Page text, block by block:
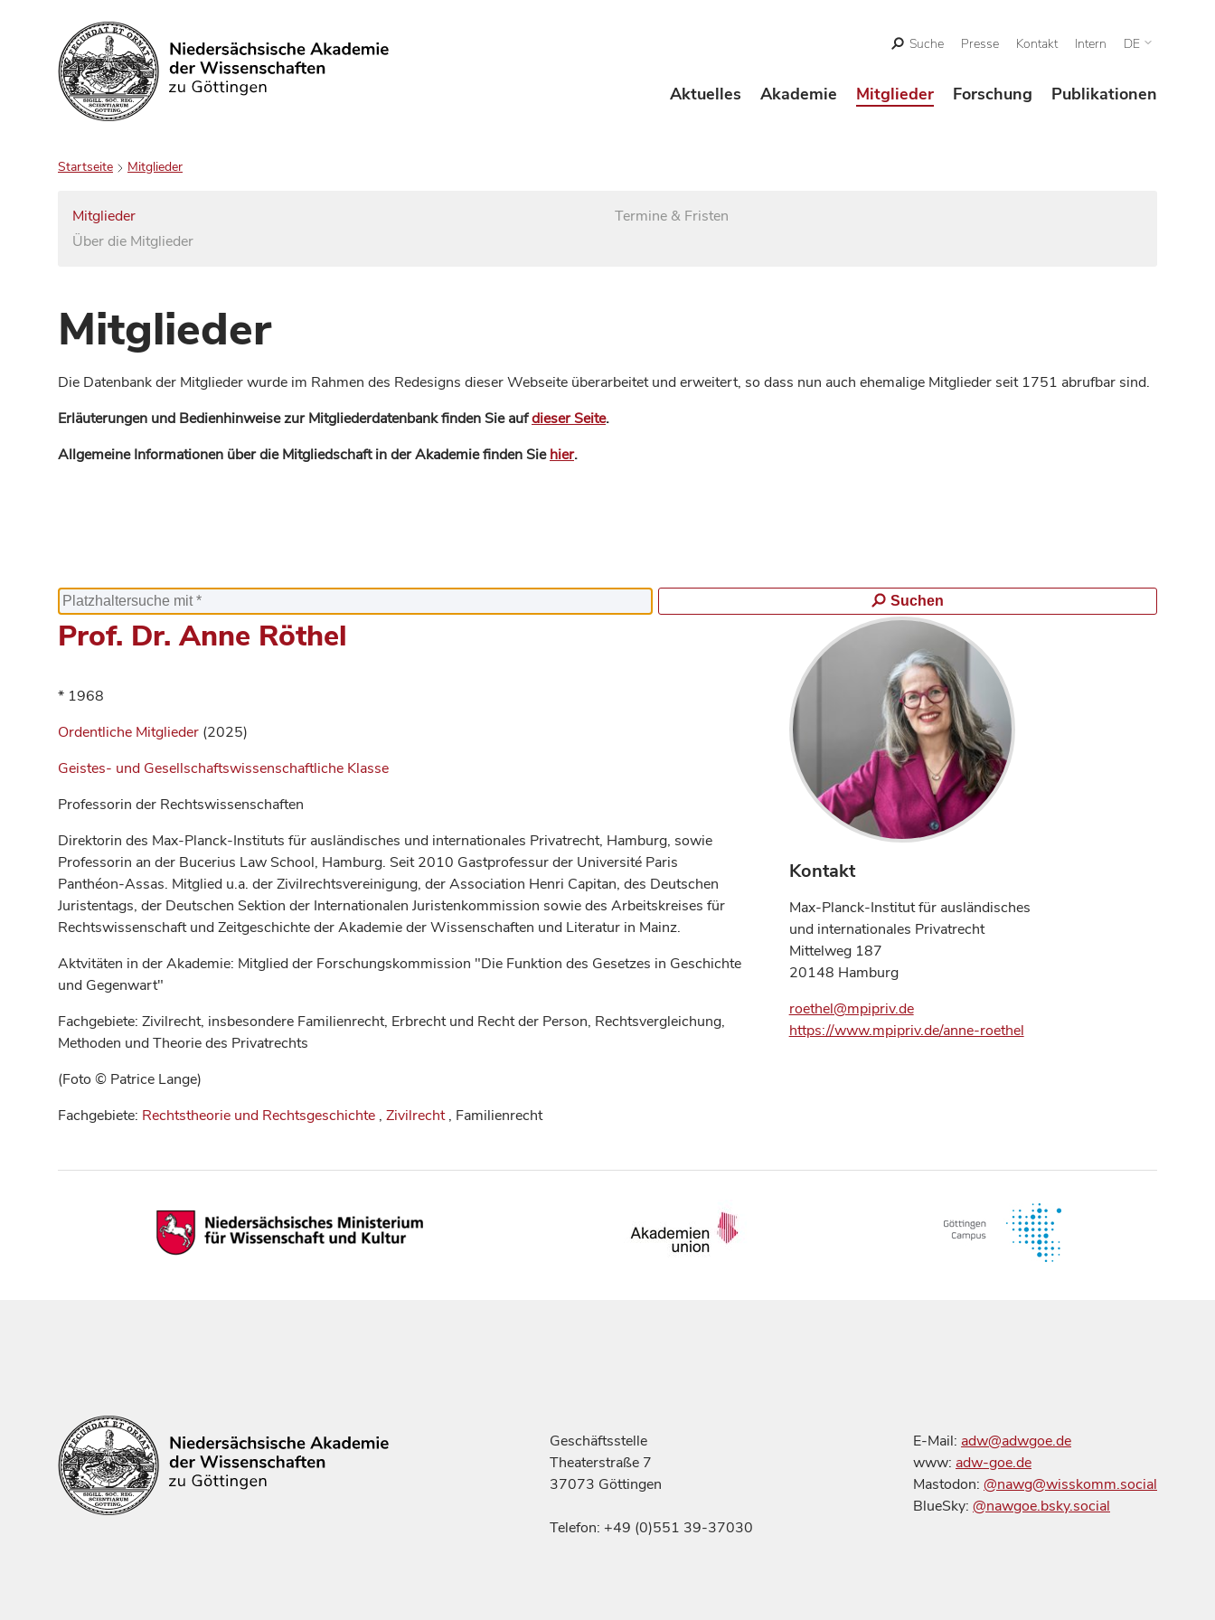
Suchen
Suche Presse Kontakt Intern DE
Aktuelles Akademie Mitglieder Forschung Publikationen
Startseite Mitglieder
Mitglieder
Über die Mitglieder
Termine & Fristen
Mitglieder
Die Datenbank der Mitglieder wurde im Rahmen des Redesigns dieser Webseite überarbeitet und erweitert, so dass nun auch ehemalige Mitglieder seit 1751 abrufbar sind.
Erläuterungen und Bedienhinweise zur Mitgliederdatenbank finden Sie aufdieser Seite.
Allgemeine Informationen über die Mitgliedschaft in der Akademie finden Siehier.
Suchen
Prof. Dr. Anne Röthel
* 1968
Ordentliche Mitglieder (2025)
Geistes- und Gesellschaftswissenschaftliche Klasse
Professorin der Rechtswissenschaften
Direktorin des Max-Planck-Instituts für ausländisches und internationales Privatrecht, Hamburg, sowie
Professorin an der Bucerius Law School, Hamburg. Seit 2010 Gastprofessur der Université Paris
Panthéon-Assas. Mitglied u.a. der Zivilrechtsvereinigung, der Association Henri Capitan, des Deutschen
Juristentags, der Deutschen Sektion der Internationalen Juristenkommission sowie des Arbeitskreises für
Rechtswissenschaft und Zeitgeschichte der Akademie der Wissenschaften und Literatur in Mainz.
Aktvitäten in der Akademie: Mitglied der Forschungskommission "Die Funktion des Gesetzes in Geschichte
und Gegenwart"
Fachgebiete: Zivilrecht, insbesondere Familienrecht, Erbrecht und Recht der Person, Rechtsvergleichung,
Methoden und Theorie des Privatrechts
(Foto © Patrice Lange)
Fachgebiete: Rechtstheorie und Rechtsgeschichte , Zivilrecht, Familienrecht
Kontakt
Max-Planck-Institut für ausländisches
und internationales Privatrecht
Mittelweg 187
20148 Hamburg
roethel@mpipriv.de
https://www.mpipriv.de/anne-roethel
Geschäftsstelle
Theaterstraße 7
37073 Göttingen
Telefon: +49 (0)551 39-37030
E-Mail: adw@adwgoe.de
www: adw-goe.de
Mastodon: @nawg@wisskomm.social
BlueSky: @nawgoe.bsky.social